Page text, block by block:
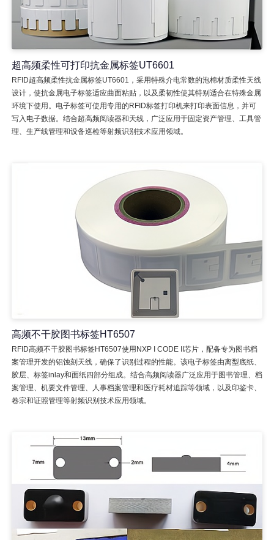
超高频柔性可打印抗金属标签UT6601
RFID超高频柔性抗金属标签UT6601，采用特殊介电常数的泡棉材质柔性天线
设计，使抗金属电子标签适应曲面粘贴，以及柔韧性使其特别适合在特殊金属
环境下使用。电子标签可使用专用的RFID标签打印机来打印表面信息，并可
写入电子数据。结合超高频阅读器和天线，广泛应用于固定资产管理、工具管
理、生产线管理和设备巡检等射频识别技术应用领域。
高频不干胶图书标签HT6507
RFID高频不干胶图书标签HT6507使用NXP I CODE II芯片，配备专为图书档
案管理开发的铝蚀刻天线，确保了识别过程的性能。该电子标签由离型底纸、
胶层、标签inlay和面纸四部分组成。结合高频阅读器广泛应用于图书管理、档
案管理、机要文件管理、人事档案管理和医疗耗材追踪等领域，以及印鉴卡、
卷宗和证照管理等射频识别技术应用领域。